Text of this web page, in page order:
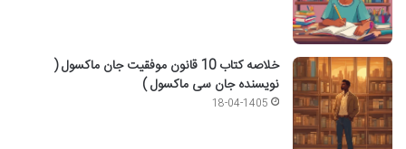
خلاصه کتاب 10 قانون موفقیت جان ماکسول (
نویسنده جان سی ماکسول )
18-04-1405